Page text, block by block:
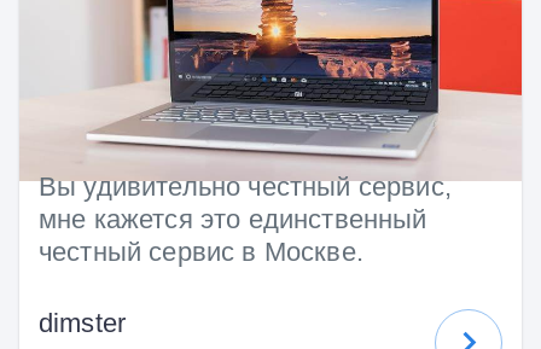
Вы удивительно честный сервис,
мне кажется это единственный
честный сервис в Москве.
dimster